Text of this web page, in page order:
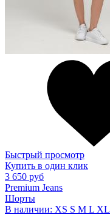
Быстрый просмотр
Купить в один клик
3 650 руб
Premium Jeans
Шорты
В наличии: XS S M L XL